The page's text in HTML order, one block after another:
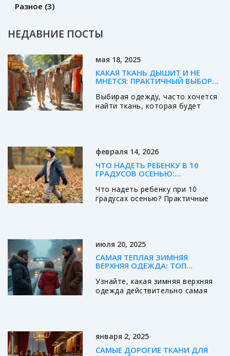
Разное (3)
НЕДАВНИЕ ПОСТЫ
мая 18, 2025
КАКАЯ ТКАНЬ ДЫШИТ И НЕ
МНЕТСЯ: ПРАКТИЧНЫЙ ВЫБОР
Выбирая одежду, часто хочется
найти ткань, которая будет
статье разберёмся, какие ткани
действительно «дышат», почему
не все «натуральное» — это
практично, и как не ошибиться с
выбором для жаркой или
активной жизни. Я поделюсь
вид.
февраля 14, 2026
ЧТО НАДЕТЬ РЕБЕНКУ В 10
ГРАДУСОВ ОСЕНЬЮ:
КОТОРЫХ СТОИТ ИЗБЕЖАТЬ
Что надеть ребенку при 10
градусах осенью? Практичные
ребенка в осеннюю погоду.
июля 20, 2025
САМАЯ ТЕПЛАЯ ЗИМНЯЯ
ВЕРХНЯЯ ОДЕЖДА: ТОП
ЛАЙФХАКИ
Узнайте, какая зимняя верхняя
одежда действительно самая
января 2, 2025
САМЫЕ ДОРОГИЕ ТКАНИ ДЛЯ